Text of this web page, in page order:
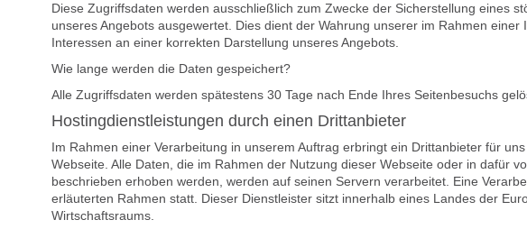
Diese Zugriffsdaten werden ausschließlich zum Zwecke der Sicherstellung eines
unseres Angebots ausgewertet. Dies dient der Wahrung unserer im Rahmen
Interessen an einer korrekten Darstellung unseres Angebots.
Wie lange werden die Daten gespeichert?
Alle Zugriffsdaten werden spätestens 30 Tage nach Ende Ihres Seitenbesuchs
Hostingdienstleistungen durch einen Drittanbieter
Im Rahmen einer Verarbeitung in unserem Auftrag erbringt ein Drittanbieter für
Webseite. Alle Daten, die im Rahmen der Nutzung dieser Webseite oder in dafür
beschrieben erhoben werden, werden auf seinen Servern verarbeitet. Eine
erläuterten Rahmen statt. Dieser Dienstleister sitzt innerhalb eines Landes der
Wirtschaftsraums.